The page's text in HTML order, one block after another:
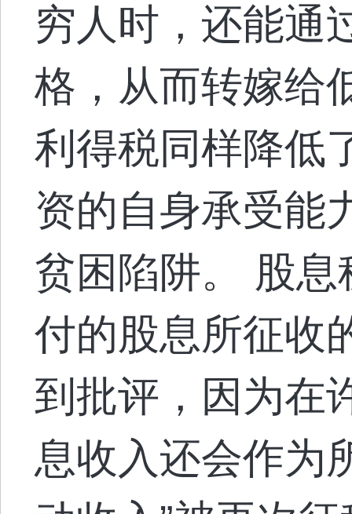
穷人时，还能通
格，从而转嫁给
利得税同样降低
资的自身承受能
贫困陷阱。 股
付的股息所征收
到批评，因为在
息收入还会作为